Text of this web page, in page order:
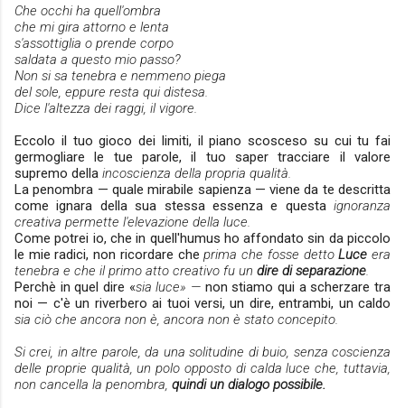
Che occhi ha quell'ombra
che mi gira attorno e lenta
s'assottiglia o prende corpo
saldata a questo mio passo?
Non si sa tenebra e nemmeno piega
del sole, eppure resta qui distesa.
Dice l'altezza dei raggi, il vigore.
Eccolo il tuo gioco dei limiti, il piano scosceso su cui tu fai
germogliare le tue parole, il tuo saper tracciare il valore
supremo della incoscienza della propria qualità.
La penombra — quale mirabile sapienza — viene da te descritta
come ignara della sua stessa essenza e questa ignoranza
creativa permette l'elevazione della luce.
Come potrei io, che in quell'humus ho affondato sin da piccolo
le mie radici, non ricordare cheprima che fosse dettoLuce era
tenebra e che il primo atto creativo fu un dire di separazione.
Perchè in quel dire «sia luce» — non stiamo qui a scherzare tra
noi — c'è un riverbero ai tuoi versi, un dire, entrambi, un caldo
sia ciò che ancora non è, ancora non è stato concepito.
Si crei, in altre parole, da una solitudine di buio, senza coscienza
delle proprie qualità, un polo opposto di calda luce che, tuttavia,
non cancella la penombra, quindi un dialogo possibile.